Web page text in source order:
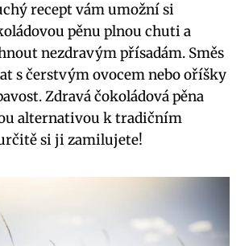
recept vám umožní si
pěnu plnou chuti a
nezdravým přísadám. Směs
s čerstvým ovocem nebo oříšky
Zdravá čokoládová pěna
alternativou k tradičním
si ji zamilujete!